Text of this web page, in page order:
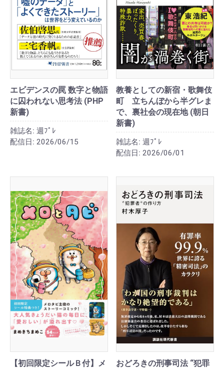
エビデンスの罠 数字と物語
に囚われない思考法 (PHP
新書)
雑誌名: 週ﾌﾟﾚ
配信日: 2026/06/15
教養としての新宿・歌舞伎
町 立ちんぼから半グレま
で、裏社会の現在地 (朝日
新書)
雑誌名: 週ﾌﾟﾚ
配信日: 2026/06/01
【初回限定シールＢ付】メ
おどろきの刑事司法 “犯罪